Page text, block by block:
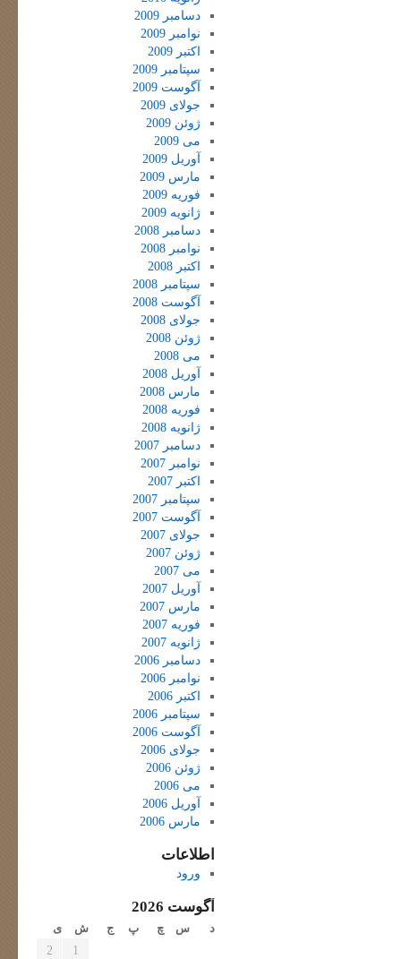
دسامبر 2009
نوامبر 2009
اکتبر 2009
سپتامبر 2009
آگوست 2009
جولای 2009
ژوئن 2009
می 2009
آوریل 2009
مارس 2009
فوریه 2009
ژانویه 2009
دسامبر 2008
نوامبر 2008
اکتبر 2008
سپتامبر 2008
آگوست 2008
جولای 2008
ژوئن 2008
می 2008
آوریل 2008
مارس 2008
فوریه 2008
ژانویه 2008
دسامبر 2007
نوامبر 2007
اکتبر 2007
سپتامبر 2007
آگوست 2007
جولای 2007
ژوئن 2007
می 2007
آوریل 2007
مارس 2007
فوریه 2007
ژانویه 2007
دسامبر 2006
نوامبر 2006
اکتبر 2006
سپتامبر 2006
آگوست 2006
جولای 2006
ژوئن 2006
می 2006
آوریل 2006
مارس 2006
اطلاعات
ورود
آگوست 2026
د س چ پ ج ش ی
1
2